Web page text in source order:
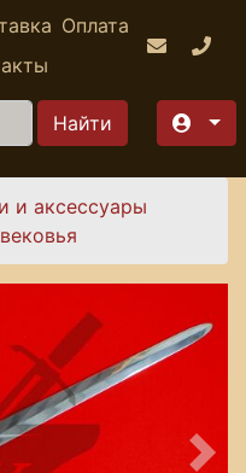
Оплата
и аксессуары